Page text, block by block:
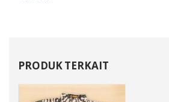
PRODUK TERKAIT